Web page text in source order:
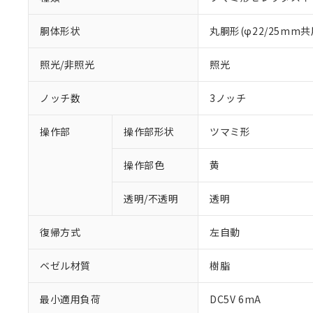
胴体形状 丸胴形(φ22/25mm共
照光/非照光 照光
ノッチ数 3ノッチ
操作部 操作部形状 ツマミ形
操作部色 黄
透明/不透明 透明
復帰方式 左自動
ベゼル材質 樹脂
最小適用負荷 DC5V 6mA
※1 対応状況